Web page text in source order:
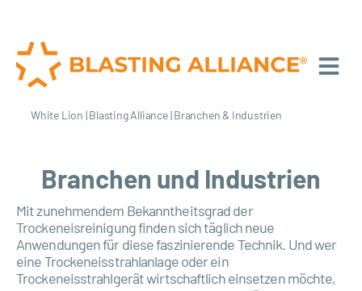
White Lion |Blasting Alliance|Branchen & Industrien
Branchen und Industrien
Mit zunehmendem Bekanntheitsgrad der
Trockeneisreinigung finden sich täglich neue
Anwendungen für diese faszinierende Technik. Und wer
eine Trockeneisstrahlanlage oder ein
Trockeneisstrahlgerät wirtschaftlich einsetzen möchte,